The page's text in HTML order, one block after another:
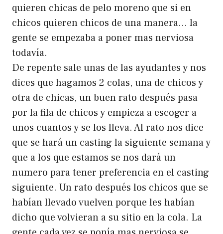
quieren chicas de pelo moreno que si en
chicos quieren chicos de una manera… la
gente se empezaba a poner mas nerviosa
todavía.
De repente sale unas de las ayudantes y nos
dices que hagamos 2 colas, una de chicos y
otra de chicas, un buen rato después pasa
por la fila de chicos y empieza a escoger a
unos cuantos y se los lleva. Al rato nos dice
que se hará un casting la siguiente semana y
que a los que estamos se nos dará un
numero para tener preferencia en el casting
siguiente. Un rato después los chicos que se
habían llevado vuelven porque les habían
dicho que volvieran a su sitio en la cola. La